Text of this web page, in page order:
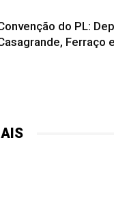
do PL:
Ferraço